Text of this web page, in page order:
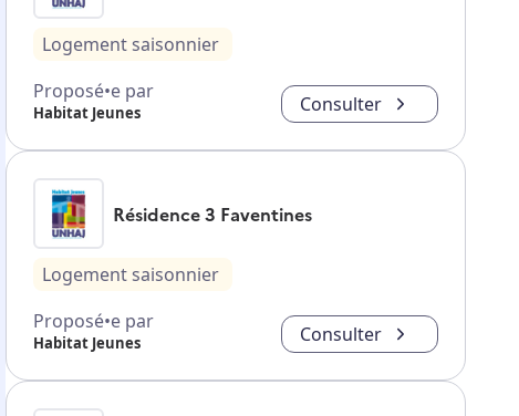
Logement saisonnier
Proposé•e par
Habitat Jeunes Consulter
Résidence 3 Faventines
Logement saisonnier
Proposé•e par
Habitat Jeunes Consulter